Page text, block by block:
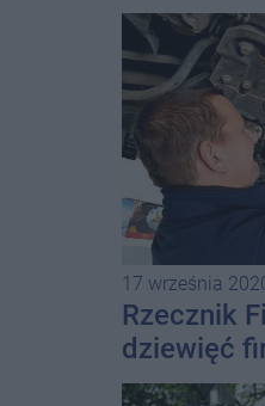
17 września
Rzecznik
dziewięć